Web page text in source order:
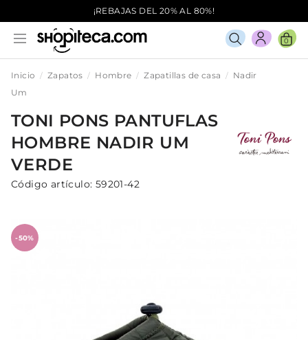
¡REBAJAS DEL 20% AL 80%!
0
Inicio Zapatos Hombre Zapatillas de casa
Nadir
Um
TONI PONS PANTUFLAS
HOMBRE NADIR UM
VERDE
Código artículo: 59201-42
-50%